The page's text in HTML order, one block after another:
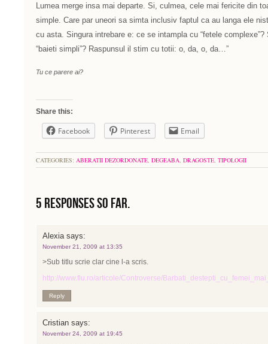
Lumea merge insa mai departe. Si, culmea, cele mai fericite din
simple. Care par uneori sa simta inclusiv faptul ca au langa ele
cu asta. Singura intrebare e: ce se intampla cu “fetele
“baieti simpli”? Raspunsul il stim cu totii: o, da, o, da…”
Tu ce parere ai?
Share this:
Facebook Pinterest Email
CATEGORIES: ABERATII DEZORDONATE, DEGEABA, DRAGOSTE, TIPOLOGII
5 Responses so far.
Alexia says:
November 21, 2009 at 13:35
>Sub titlu scrie clar cine l-a scris.
http://www.flu.ro/articole/Controverse/
Reply
Cristian says:
November 24, 2009 at 19:45